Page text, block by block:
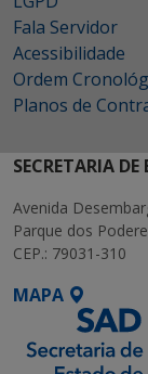
Fala Servidor
Acessibilidade
Ordem
Planos de
SECRETARIA
Avenida
Parque dos
CEP.: 79031-310
MAPA